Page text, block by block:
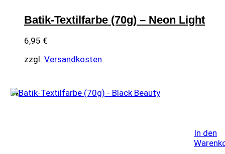
Batik-Textilfarbe (70g) – Neon Light
6,95 €
zzgl. Versandkosten
In den